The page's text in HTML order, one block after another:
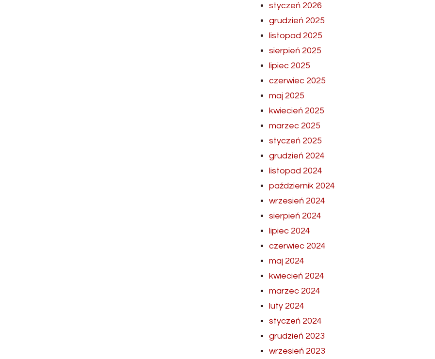
styczeń 2026
grudzień 2025
listopad 2025
sierpień 2025
lipiec 2025
czerwiec 2025
maj 2025
kwiecień 2025
marzec 2025
styczeń 2025
grudzień 2024
listopad 2024
październik 2024
wrzesień 2024
sierpień 2024
lipiec 2024
czerwiec 2024
maj 2024
kwiecień 2024
marzec 2024
luty 2024
styczeń 2024
grudzień 2023
wrzesień 2023